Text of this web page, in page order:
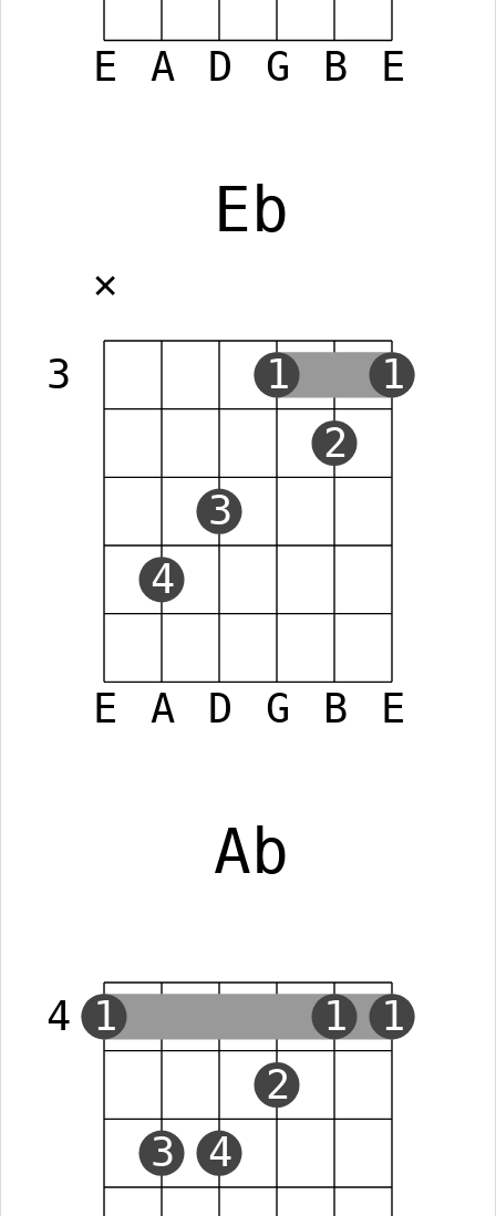
E A D G B E
Eb
3
E A D G B E
✕
4
3
1
2
1
Ab
4 1
3 4
2
1 1